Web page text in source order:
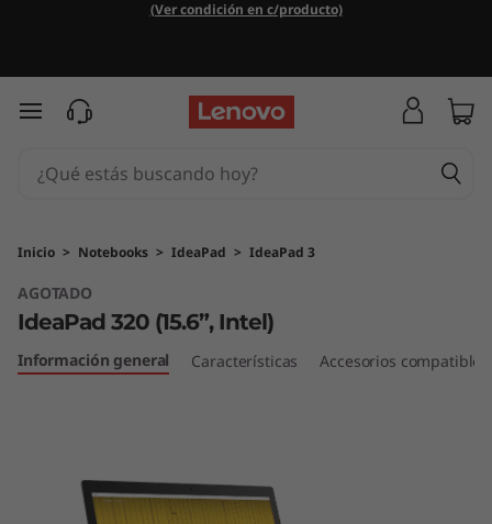
d
e
a
d
3
(Ver condición en c/producto)
Ir al contenido principal
Inicio > Notebooks > IdeaPad > IdeaPad 3
AGOTADO
IdeaPad 320 (15.6”, Intel)
Información general Características Accesorios compatibles